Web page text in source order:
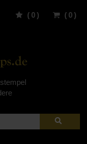
( 0 )
( 0 )